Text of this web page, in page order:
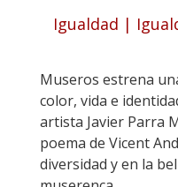
Igualdad |
Museros estrena
color, vida e
artista Javier Parra
poema de Vicent
diversidad y en la